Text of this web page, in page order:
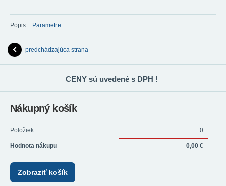
Popis Parametre
predchádzajúca strana
CENY sú uvedené s DPH !
Nákupný košík
Položiek 0
Hodnota nákupu 0,00 €
Zobraziť košík